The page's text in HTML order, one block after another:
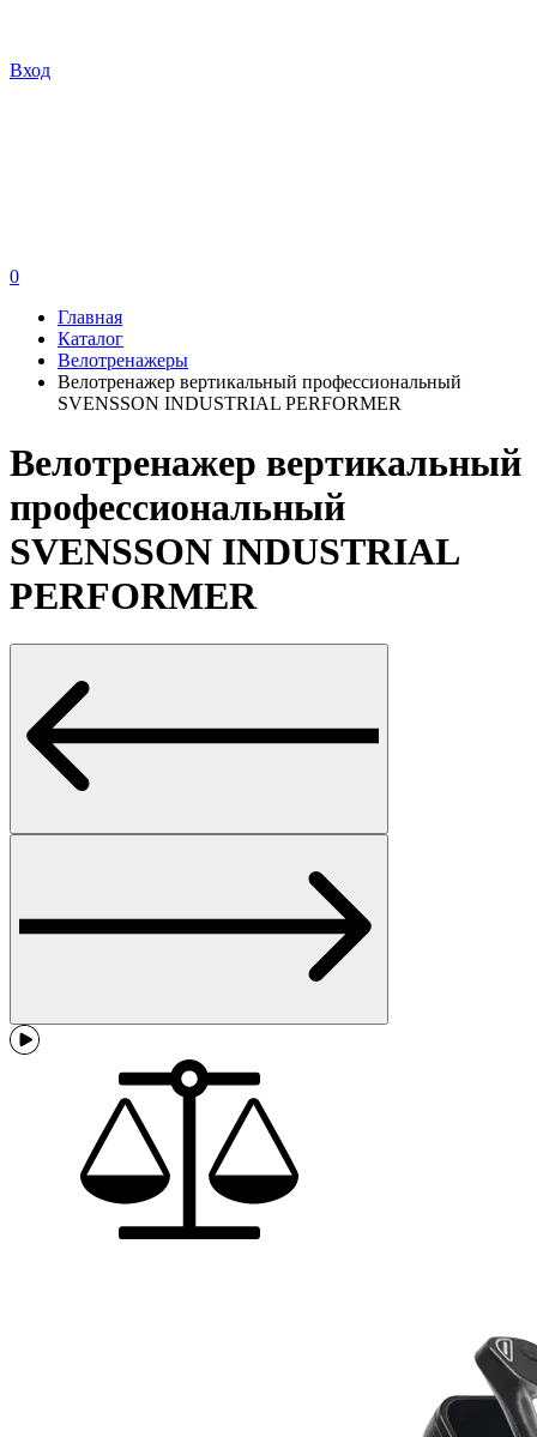
Вход
0
Главная
Каталог
Велотренажеры
Велотренажер вертикальный профессиональный
SVENSSON INDUSTRIAL PERFORMER
Велотренажер вертикальный
профессиональный
SVENSSON INDUSTRIAL
PERFORMER